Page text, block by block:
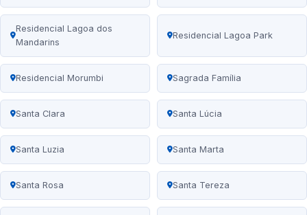
Residencial Lagoa dos
Mandarins
Residencial Lagoa Park
Residencial Morumbi Sagrada Família
Santa Clara Santa Lúcia
Santa Luzia Santa Marta
Santa Rosa Santa Tereza